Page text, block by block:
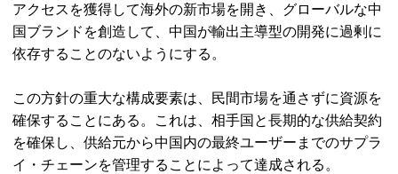
アクセスを獲得して海外の新市場を開き、グローバルな中
国ブランドを創造して、中国が輸出主導型の開発に過剰に
依存することのないようにする。
この方針の重大な構成要素は、民間市場を通さずに資源を
確保することにある。これは、相手国と長期的な供給契約
を確保し、供給元から中国内の最終ユーザーまでのサプラ
イ・チェーンを管理することによって達成される。